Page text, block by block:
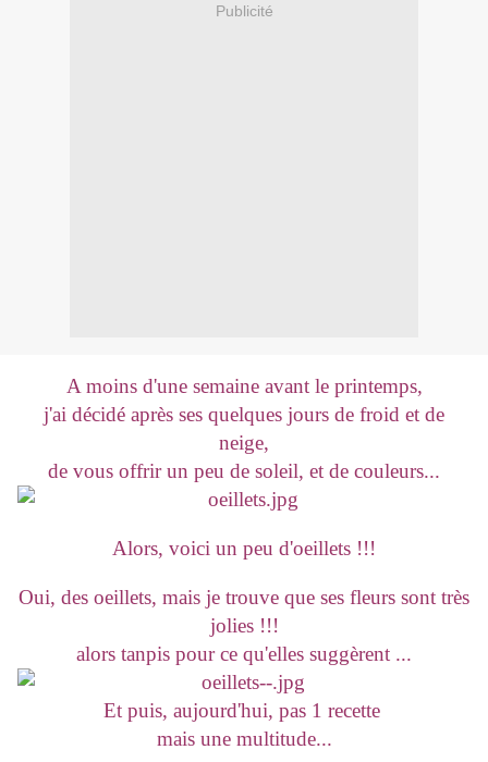
Publicité
A moins d'une semaine avant le printemps,
j'ai décidé après ses quelques jours de froid et de
neige,
de vous offrir un peu de soleil, et de couleurs...
Alors, voici un peu d'oeillets !!!
Oui, des oeillets, mais je trouve que ses fleurs sont très
jolies !!!
alors tanpis pour ce qu'elles suggèrent ...
Et puis, aujourd'hui, pas 1 recette
mais une multitude...